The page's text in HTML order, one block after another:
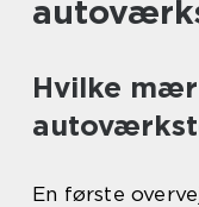
Hvilke
En første